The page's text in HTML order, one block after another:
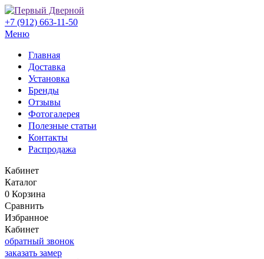
+7 (912) 663-11-50
Меню
Главная
Доставка
Установка
Бренды
Отзывы
Фотогалерея
Полезные статьи
Контакты
Распродажа
Кабинет
Каталог
0 Корзина
Сравнить
Избранное
Кабинет
обратный звонок
заказать замер